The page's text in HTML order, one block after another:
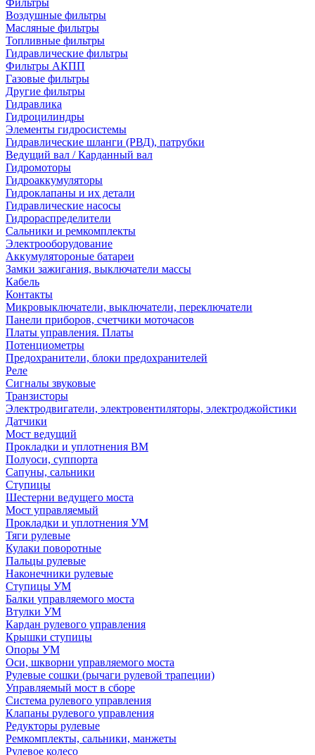
Фильтры
Воздушные фильтры
Масляные фильтры
Топливные фильтры
Гидравлические фильтры
Фильтры АКПП
Газовые фильтры
Другие фильтры
Гидравлика
Гидроцилиндры
Элементы гидросистемы
Гидравлические шланги (РВД), патрубки
Ведущий вал / Карданный вал
Гидромоторы
Гидроаккумуляторы
Гидроклапаны и их детали
Гидравлические насосы
Гидрораспределители
Сальники и ремкомплекты
Электрооборудование
Аккумулятороные батареи
Замки зажигания, выключатели массы
Кабель
Контакты
Микровыключатели, выключатели, переключатели
Панели приборов, счетчики моточасов
Платы управления. Платы
Потенциометры
Предохранители, блоки предохранителей
Реле
Сигналы звуковые
Транзисторы
Электродвигатели, электровентиляторы, электроджойстики
Датчики
Мост ведущий
Прокладки и уплотнения ВМ
Полуоси, суппорта
Сапуны, сальники
Ступицы
Шестерни ведущего моста
Мост управляемый
Прокладки и уплотнения УМ
Тяги рулевые
Кулаки поворотные
Пальцы рулевые
Наконечники рулевые
Ступицы УМ
Балки управляемого моста
Втулки УМ
Кардан рулевого управления
Крышки ступицы
Опоры УМ
Оси, шкворни управляемого моста
Рулевые сошки (рычаги рулевой трапеции)
Управляемый мост в сборе
Система рулевого управления
Клапаны рулевого управления
Редукторы рулевые
Ремкомплекты, сальники, манжеты
Рулевое колесо